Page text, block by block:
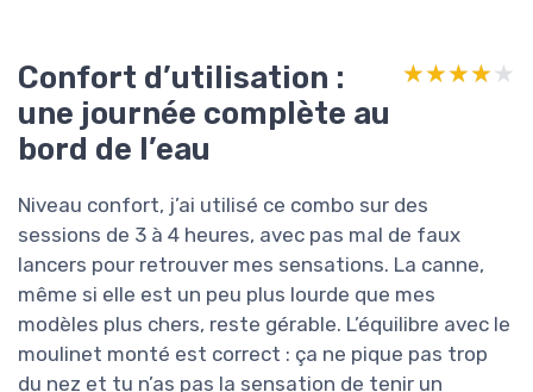
Confort d’utilisation :
une journée complète au
bord de l’eau
★★★★★
★★★★★
Niveau confort, j’ai utilisé ce combo sur des
sessions de 3 à 4 heures, avec pas mal de faux
lancers pour retrouver mes sensations. La canne,
même si elle est un peu plus lourde que mes
modèles plus chers, reste gérable. L’équilibre avec le
moulinet monté est correct : ça ne pique pas trop
du nez et tu n’as pas la sensation de tenir un